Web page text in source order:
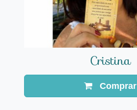
Cristina
Comprar